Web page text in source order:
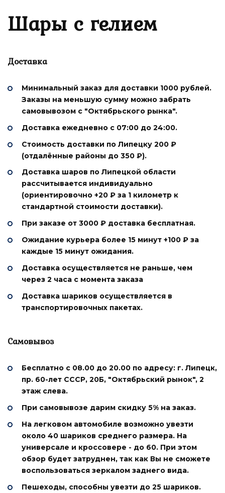
Шары с гелием
Доставка
Минимальный заказ для доставки 1000 рублей.
Заказы на меньшую сумму можно забрать
самовывозом с "Октябрьского рынка".
Доставка ежедневно с 07:00 до 24:00.
Стоимость доставки по Липецку 200 ₽
(отдалённые районы до 350 ₽).
Доставка шаров по Липецкой области
рассчитывается индивидуально
(ориентировочно +20 ₽ за 1 километр к
стандартной стоимости доставки).
При заказе от 3000 ₽ доставка бесплатная.
Ожидание курьера более 15 минут +100 ₽ за
каждые 15 минут ожидания.
Доставка осуществляется не раньше, чем
через 2 часа с момента заказа
Доставка шариков осуществляется в
транспортировочных пакетах.
Самовывоз
Бесплатно с 08.00 до 20.00 по адресу: г. Липецк,
пр. 60-лет СССР, 20Б, "Октябрьский рынок", 2
этаж слева.
При самовывозе дарим скидку 5% на заказ.
На легковом автомобиле возможно увезти
около 40 шариков среднего размера. На
универсале и кроссовере - до 60. При этом
обзор будет затруднен, так как Вы не сможете
воспользоваться зеркалом заднего вида.
Пешеходы, способны увезти до 25 шариков.